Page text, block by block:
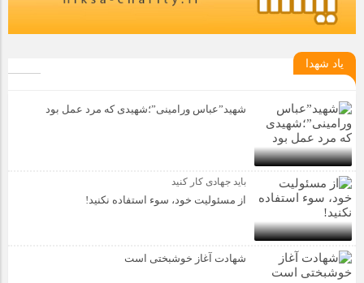
یاد شهدا
شهید”عباس ورامینی”؛شهیدی که مرد عمل بود
باید جهادی کار کنید
از مسئولیت خود، سوء استفاده نکنید!
شهادت آغاز خوشبختی است